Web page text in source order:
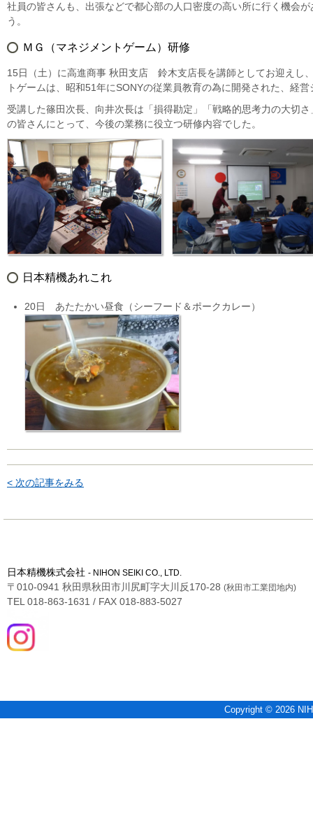
社員の皆さんも、出張などで都心部の人口密度の高い所に行く機会
う。
ＭＧ（マネジメントゲーム）研修
15日（土）に高進商事 秋田支店 鈴木支店長を講師としてお迎えし
トゲームは、昭和51年にSONYの従業員教育の為に開発された、経
受講した篠田次長、向井次長は「損得勘定」「戦略的思考力の大切
の皆さんにとって、今後の業務に役立つ研修内容でした。
日本精機あれこれ
20日 あたたかい昼食（シーフード＆ポークカレー）
< 次の記事をみる
日本精機株式会社 - NIHON SEIKI CO., LTD.
〒010-0941 秋田県秋田市川尻町字大川反170-28 (秋田市工業団地内)
TEL 018-863-1631 / FAX 018-883-5027
Copyright © 2026